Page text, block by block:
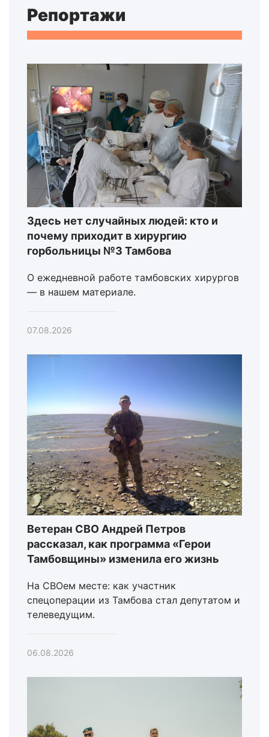
Репортажи
Здесь нет случайных людей: кто и
почему приходит в хирургию
горбольницы №3 Тамбова
О ежедневной работе тамбовских хирургов
— в нашем материале.
07.08.2026
Ветеран СВО Андрей Петров
рассказал, как программа «Герои
Тамбовщины» изменила его жизнь
На СВОем месте: как участник
спецоперации из Тамбова стал депутатом и
телеведущим.
06.08.2026